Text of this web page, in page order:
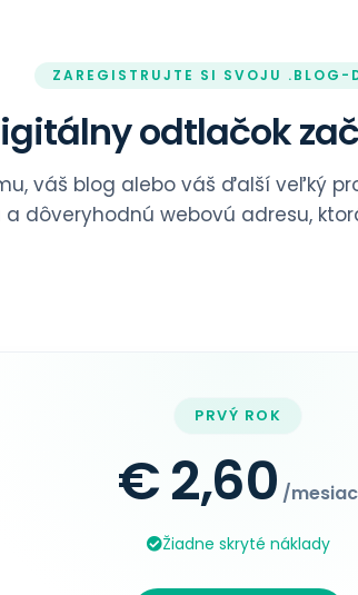
ZAREGISTRUJTE SI SVOJU .BLOG-
odtlačok
váš blog alebo váš ďalší veľký
dôveryhodnú webovú adresu,
PRVÝ ROK
€ 2,60 /mesiac
Žiadne skryté náklady